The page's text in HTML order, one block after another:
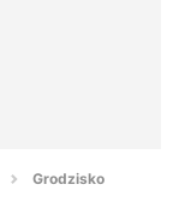
Grodzisko